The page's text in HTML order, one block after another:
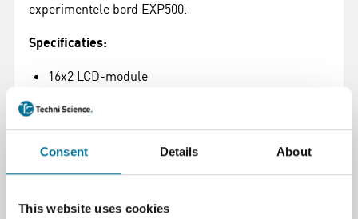
Consent Details About
This website uses cookies
experimentele bord EXP500.
Specificaties:
16x2 LCD-module
ACHTERLICHT
+ 5V DC LED-achtergrondverlichting
16-pins koptekst
80 x 36,5 x 11 mm
EAN 4250236815497